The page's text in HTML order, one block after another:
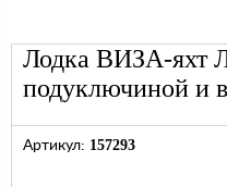
Лодка ВИЗА-яхт
подуключиной и
Артикул: 157293